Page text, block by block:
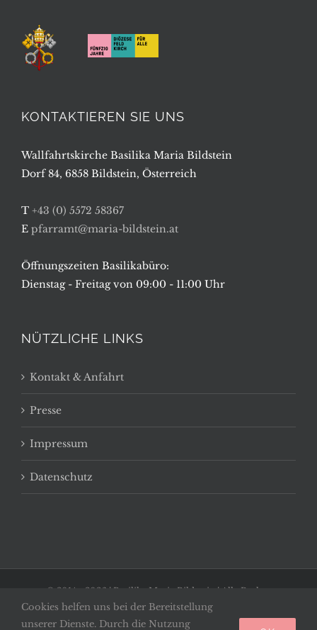
KONTAKTIEREN SIE UNS
Wallfahrtskirche Basilika Maria Bildstein
Dorf 84, 6858 Bildstein, Österreich
T +43 (0) 5572 58367
E pfarramt@maria-bildstein.at
Öffnungszeiten Basilikabüro:
Dienstag - Freitag von 09:00 - 11:00 Uhr
NÜTZLICHE LINKS
Kontakt & Anfahrt
Presse
Impressum
Datenschutz
© 2014 - 2026 | Basilika Maria Bildstein | Alle Rechte
vorbehalten
Cookies helfen uns bei der Bereitstellung
unserer Dienste. Durch die Nutzung